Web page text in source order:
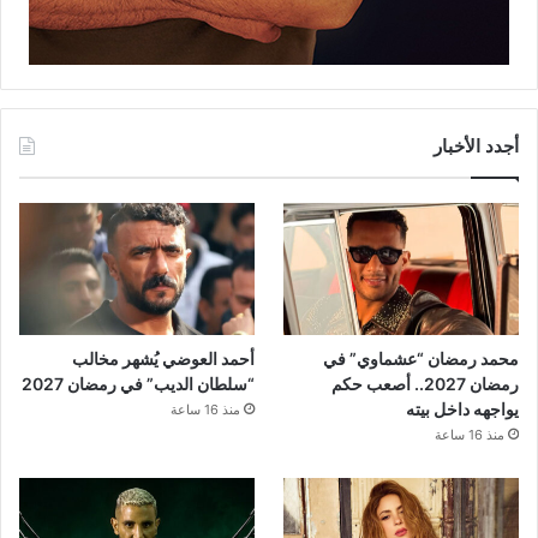
أجدد الأخبار
محمد رمضان “عشماوي” في
رمضان 2027.. أصعب حكم
يواجهه داخل بيته
منذ 16 ساعة
أحمد العوضي يُشهر مخالب
“سلطان الديب” في رمضان 2027
منذ 16 ساعة